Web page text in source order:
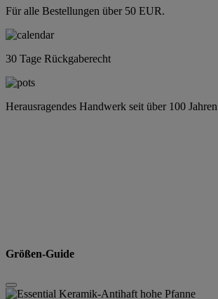
Für alle Bestellungen über 50 EUR.
30 Tage Rückgaberecht
Herausragendes Handwerk seit über 100 Jahren
Größen-Guide